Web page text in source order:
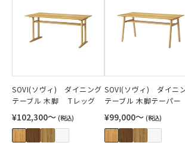
SOVI(ソヴィ) ダイニング
テーブル 木脚 Tレッグ
¥102,300〜 (税込)
SOVI(ソヴィ) ダイニ
テーブル 木脚テーパー
¥99,000〜 (税込)